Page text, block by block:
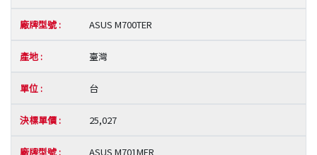
ASUS M700TER
臺灣
台
25,027
ASUS M701MER